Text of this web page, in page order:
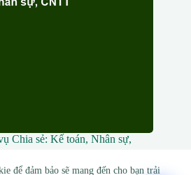
để đảm bảo sẽ mang đến cho bạn trải
Chia sẻ: Kế toán, Nhân sự,